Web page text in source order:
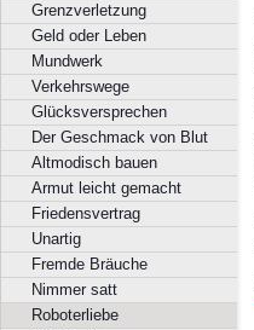
Grenzverletzung
Geld oder Leben
Mundwerk
Verkehrswege
Glücksversprechen
Der Geschmack von Blut
Altmodisch bauen
Armut leicht gemacht
Friedensvertrag
Unartig
Fremde Bräuche
Nimmer satt
Roboterliebe